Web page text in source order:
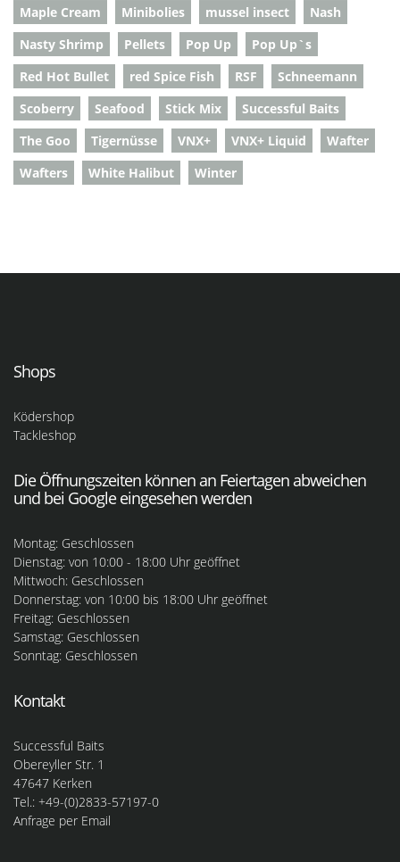
Maple Cream
Minibolies mussel insect
Nash
Nasty Shrimp
Pellets Pop Up
Pop Up`s
Red Hot Bullet
red Spice Fish RSF
Schneemann
Scoberry
Seafood Stick Mix
Successful Baits
The Goo
Tigernüsse VNX+ VNX+ Liquid
Wafter
Wafters
White Halibut Winter
Shops
Ködershop
Tackleshop
Die Öffnungszeiten können an Feiertagen abweichen
und bei Google eingesehen werden
Montag: Geschlossen
Dienstag: von 10:00 - 18:00 Uhr geöffnet
Mittwoch: Geschlossen
Donnerstag: von 10:00 bis 18:00 Uhr geöffnet
Freitag: Geschlossen
Samstag: Geschlossen
Sonntag: Geschlossen
Kontakt
Successful Baits
Obereyller Str. 1
47647 Kerken
Tel.: +49-(0)2833-57197-0
Anfrage per Email